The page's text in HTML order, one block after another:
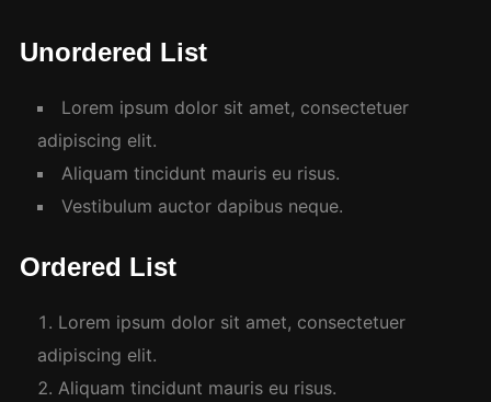
Unordered List
Lorem ipsum dolor sit amet, consectetuer
adipiscing elit.
Aliquam tincidunt mauris eu risus.
Vestibulum auctor dapibus neque.
Ordered List
Lorem ipsum dolor sit amet, consectetuer
adipiscing elit.
Aliquam tincidunt mauris eu risus.